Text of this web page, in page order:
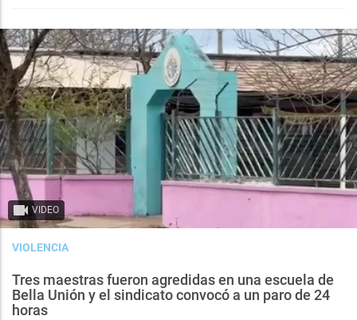
VIDEO
VIOLENCIA
Tres maestras fueron agredidas en una escuela de
Bella Unión y el sindicato convocó a un paro de 24
horas